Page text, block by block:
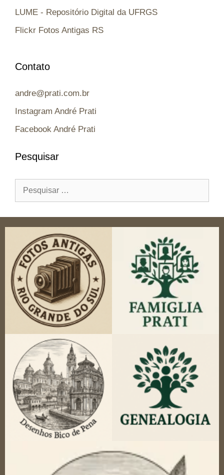
LUME - Repositório Digital da UFRGS
Flickr Fotos Antigas RS
Contato
andre@prati.com.br
Instagram André Prati
Facebook André Prati
Pesquisar
por: